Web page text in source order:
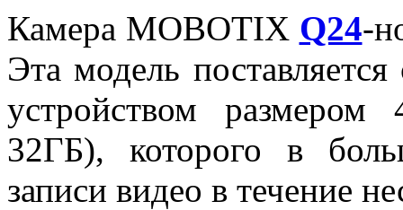
Камера MOBOTIX Q24-
Эта модель
устройством размером
32ГБ), которого в
записи видео в течение